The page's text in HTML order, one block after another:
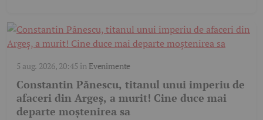
5 aug. 2026, 20:45 în Evenimente
Constantin Pănescu, titanul unui imperiu de
afaceri din Argeș, a murit! Cine duce mai
departe moștenirea sa